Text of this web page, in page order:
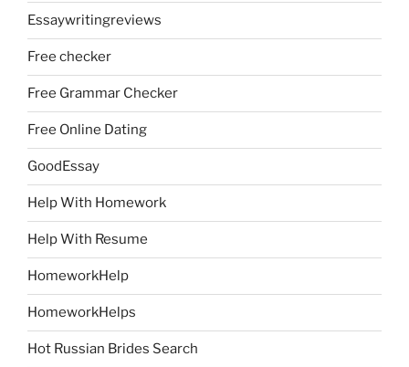
Essaywritingreviews
Free checker
Free Grammar Checker
Free Online Dating
GoodEssay
Help With Homework
Help With Resume
HomeworkHelp
HomeworkHelps
Hot Russian Brides Search